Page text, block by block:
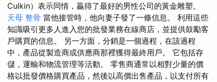
Culkin）表示同情，贏得了最好的男性公司的黃金雕塑。
天母 整骨 當他接管時，他向妻子發了一條信息。 利用這些
知識吸引更多人進入您的批發業務在線商店，並提供鼓勵客
戶購買的信息。 另一方面，分銷是一個過程，在該過程
中，產品從製造商或供應商那裡獲得最終用戶。 它包括存
儲，運輸和物流管理等活動。 零售商通常以相對少量的價
格以批發價格購買產品，然後以高價出售產品，以支付所有